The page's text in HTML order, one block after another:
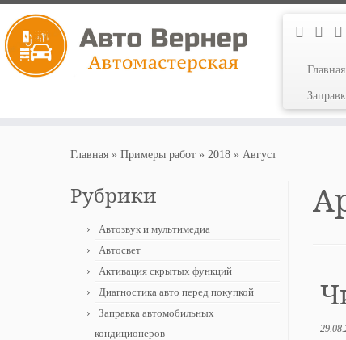
Главная » Примеры работ » 2018 » Август
Рубрики
Автозвук и мультимедиа
Автосвет
Активация скрытых функций
Диагностика авто перед покупкой
Заправка автомобильных
кондиционеров